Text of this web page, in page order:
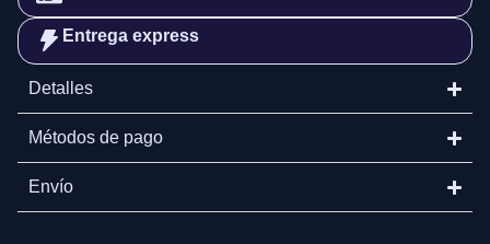
Entrega express
Detalles
Métodos de pago
Envío